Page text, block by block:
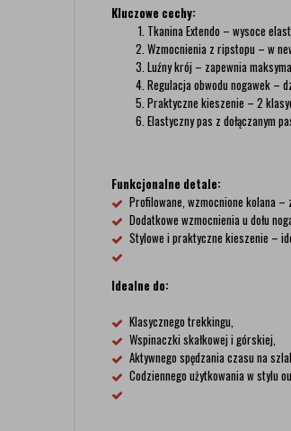
Kluczowe cechy:
Tkanina Extendo – wysoce
Wzmocnienia z ripstopu – w
Luźny krój – zapewnia
Regulacja obwodu nogawek –
Praktyczne kieszenie – 2
Elastyczny pas z dołączanym
Funkcjonalne detale:
Profilowane, wzmocnione kolana
Dodatkowe wzmocnienia u dołu
Stylowe i praktyczne kieszenie –
Idealne do:
Klasycznego trekkingu,
Wspinaczki skałkowej i górskiej,
Aktywnego spędzania czasu na
Codziennego użytkowania w stylu